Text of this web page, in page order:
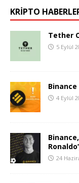
KRIPTO
Tether
5 Eylül
4 Eylül
24